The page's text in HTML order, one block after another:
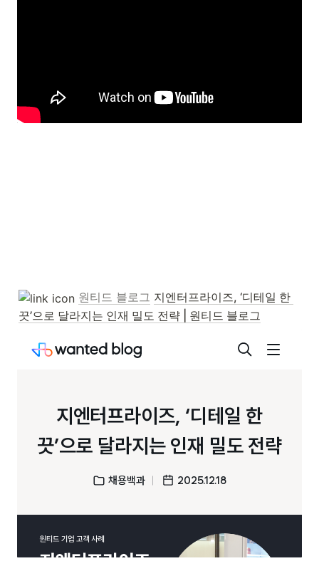
원티드 블로그 지엔터프라이즈, ‘디테일 한
끗’으로 달라지는 인재 밀도 전략 | 원티드 블로그